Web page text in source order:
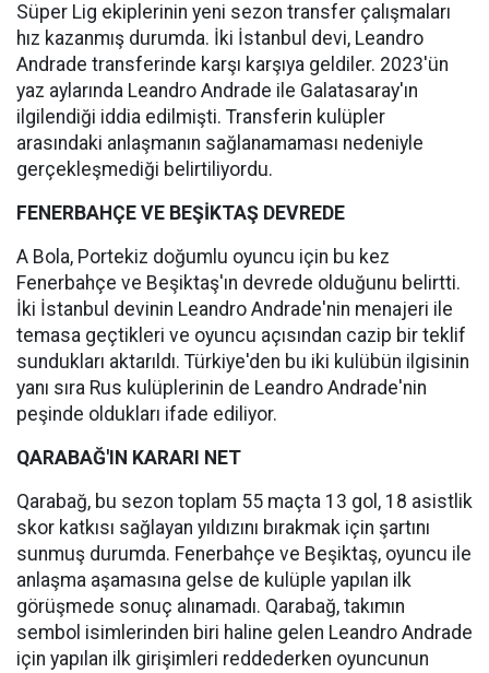
Süper Lig ekiplerinin yeni sezon transfer çalışmaları
hız kazanmış durumda. İki İstanbul devi, Leandro
Andrade transferinde karşı karşıya geldiler. 2023'ün
yaz aylarında Leandro Andrade ile Galatasaray'ın
ilgilendiği iddia edilmişti. Transferin kulüpler
arasındaki anlaşmanın sağlanamaması nedeniyle
gerçekleşmediği belirtiliyordu.
FENERBAHÇE VE BEŞİKTAŞ DEVREDE
A Bola, Portekiz doğumlu oyuncu için bu kez
Fenerbahçe ve Beşiktaş'ın devrede olduğunu belirtti.
İki İstanbul devinin Leandro Andrade'nin menajeri ile
temasa geçtikleri ve oyuncu açısından cazip bir teklif
sundukları aktarıldı. Türkiye'den bu iki kulübün ilgisinin
yanı sıra Rus kulüplerinin de Leandro Andrade'nin
peşinde oldukları ifade ediliyor.
QARABAĞ'IN KARARI NET
Qarabağ, bu sezon toplam 55 maçta 13 gol, 18 asistlik
skor katkısı sağlayan yıldızını bırakmak için şartını
sunmuş durumda. Fenerbahçe ve Beşiktaş, oyuncu ile
anlaşma aşamasına gelse de kulüple yapılan ilk
görüşmede sonuç alınamadı. Qarabağ, takımın
sembol isimlerinden biri haline gelen Leandro Andrade
için yapılan ilk girişimleri reddederken oyuncunun